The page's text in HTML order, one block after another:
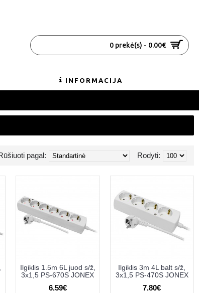
0 prekė(s) - 0.00€
INFORMACIJA
Rodyti:
pagal:
Ilgiklis 1.5m 6L juod s/ž,
3x1,5 PS-670S JONEX
6.59€
Ilgiklis 3m 4L balt s/ž,
3x1,5 PS-470S JONEX
7.80€